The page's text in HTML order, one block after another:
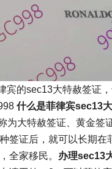
宾的sec13大特赦签证
什么是菲律宾sec13
为大特赦签证、黄金签
签证后，就可以长期在
全家移民。 办理sec13